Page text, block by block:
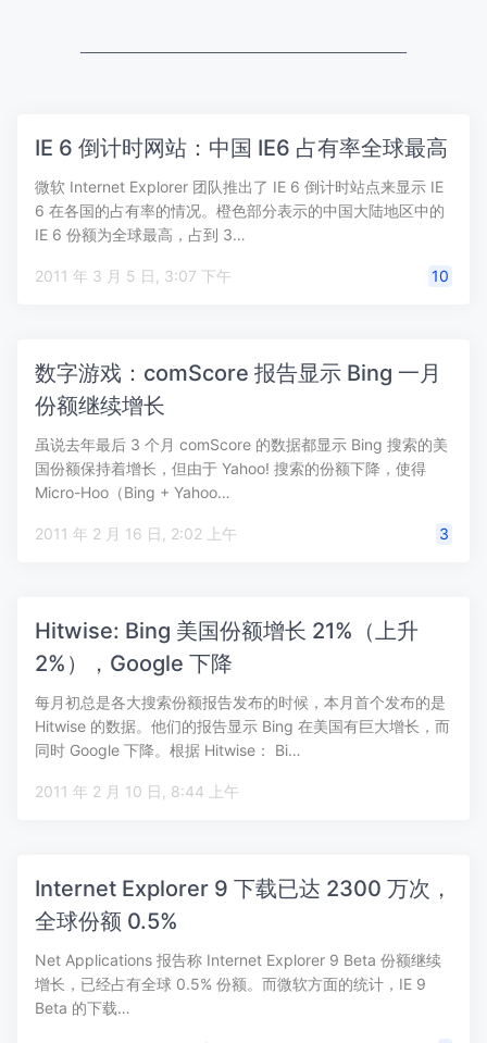
IE 6 倒计时网站：中国 IE6 占有率全球最高
微软 Internet Explorer 团队推出了 IE 6 倒计时站点来显示 IE
6 在各国的占有率的情况。橙色部分表示的中国大陆地区中的
IE 6 份额为全球最高，占到 3…
2011 年 3 月 5 日, 3:07 下午 10
数字游戏：comScore 报告显示 Bing 一月
份额继续增长
虽说去年最后 3 个月 comScore 的数据都显示 Bing 搜索的美
国份额保持着增长，但由于 Yahoo! 搜索的份额下降，使得
Micro-Hoo（Bing + Yahoo…
2011 年 2 月 16 日, 2:02 上午 3
Hitwise: Bing 美国份额增长 21%（上升
2%），Google 下降
每月初总是各大搜索份额报告发布的时候，本月首个发布的是
Hitwise 的数据。他们的报告显示 Bing 在美国有巨大增长，而
同时 Google 下降。根据 Hitwise： Bi…
2011 年 2 月 10 日, 8:44 上午
Internet Explorer 9 下载已达 2300 万次，
全球份额 0.5%
Net Applications 报告称 Internet Explorer 9 Beta 份额继续
增长，已经占有全球 0.5% 份额。而微软方面的统计，IE 9
Beta 的下载…